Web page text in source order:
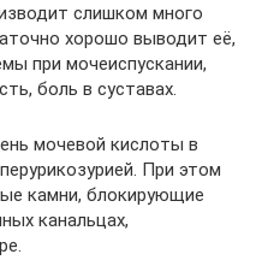
слишком много
хорошо выводит её,
при мочеиспускании,
боль в суставах.
мочевой кислоты в
При этом
камни, блокирующие
канальцах,